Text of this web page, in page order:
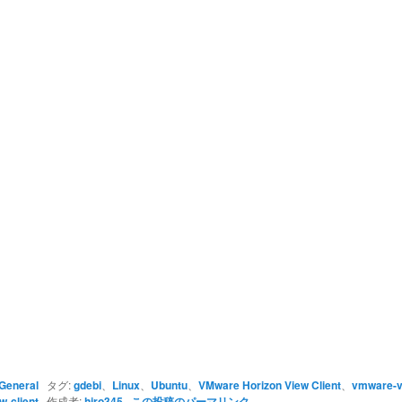
タグ:gdebi、 Linux、 Ubuntu、 VMware Horizon View Client、 vmware-